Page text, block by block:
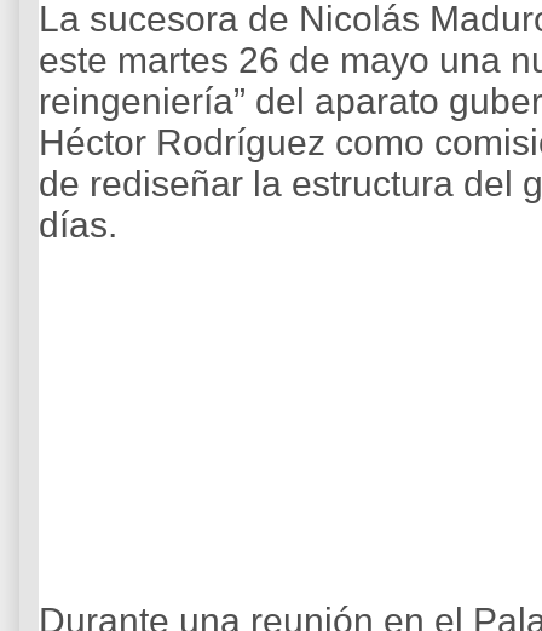
La sucesora de Nicolás
este martes 26 de mayo una
reingeniería” del aparato
Héctor Rodríguez como
de rediseñar la estructura del
días.
Durante una reunión en el